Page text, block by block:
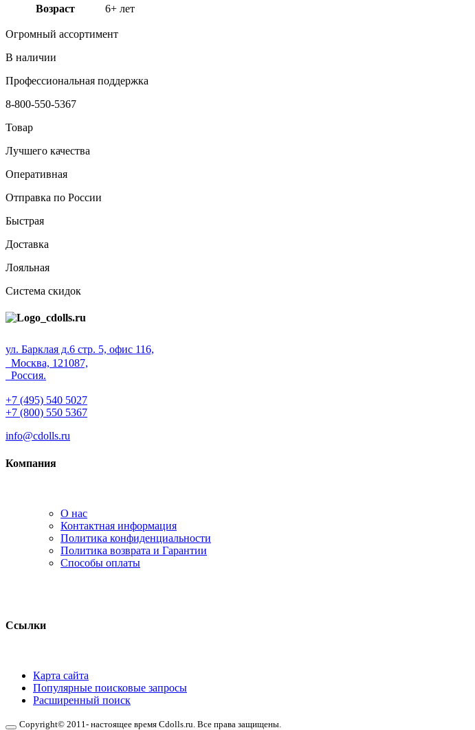
Возраст
6+ лет
Огромный ассортимент
В наличии
Профессиональная поддержка
8-800-550-5367
Товар
Лучшего качества
Оперативная
Отправка по России
Быстрая
Доставка
Лояльная
Система скидок
ул. Барклая д.6 стр. 5, офис 116,
Москва, 121087,
Россия.
+7 (495) 540 5027
+7 (800) 550 5367
info@cdolls.ru
Компания
О нас
Контактная информация
Политика конфиденциальности
Политика возврата и Гарантии
Способы оплаты
Ссылки
Карта сайта
Популярные поисковые запросы
Расширенный поиск
Copyright© 2011- настоящее время Cdolls.ru. Все права защищены.